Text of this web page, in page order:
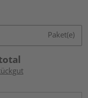
Paket(e)